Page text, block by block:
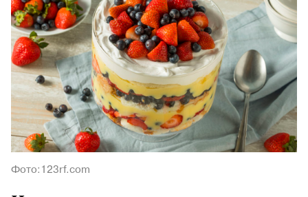
Фото:123rf.com